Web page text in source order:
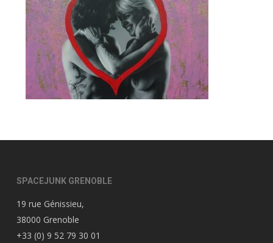
SPACEJUNK GRENOBLE
19 rue Génissieu,
38000 Grenoble
+33 (0) 9 52 79 30 01